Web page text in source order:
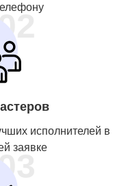
исполнителей в
заявке